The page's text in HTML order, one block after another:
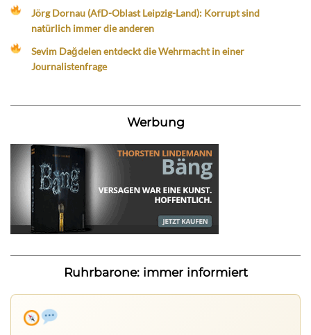
Jörg Dornau (AfD-Oblast Leipzig-Land): Korrupt sind
natürlich immer die anderen
Sevim Dağdelen entdeckt die Wehrmacht in einer
Journalistenfrage
Werbung
Ruhrbarone: immer informiert